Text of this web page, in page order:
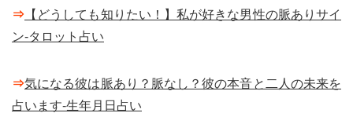
⇒ 【どうしても知りたい！】私が好きな男性の脈ありサイ
ン-タロット占い
⇒気になる彼は脈あり？脈なし？彼の本音と二人の未来を
占います-生年月日占い